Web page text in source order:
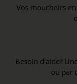
Vos mouchoirs
Besoin d’aide?
ou par